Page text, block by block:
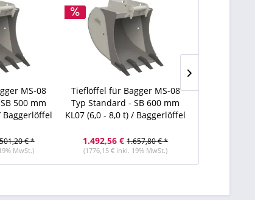
MS-08
500 mm
Baggerlöffel
€ *
MwSt.)
Tieflöffel für Bagger MS-08
Typ Standard - SB 600 mm
KL07 (6,0 - 8,0 t) / Baggerlöffel
1.492,56 € 1.657,80 € *
(1776,15 € inkl. 19% MwSt.)